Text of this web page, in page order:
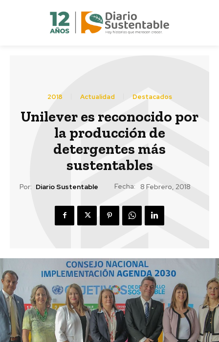
2018 Actualidad Destacados
Unilever es reconocido por
la producción de
detergentes más
sustentables
Por: Diario Sustentable Fecha: 8 Febrero, 2018